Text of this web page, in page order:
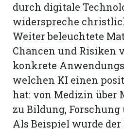
durch digitale
widerspreche
Weiter beleuchtete
Chancen und Risiken
konkrete
welchen KI einen
hat: von Medizin über
zu Bildung,
Als Beispiel wurde